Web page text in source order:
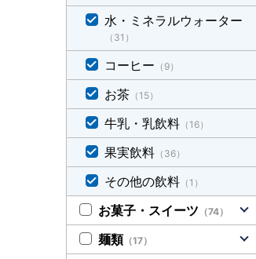
水・ミネラルウォーター
（31）
コーヒー （9）
お茶 （15）
牛乳・乳飲料 （16）
果実飲料 （36）
その他の飲料 （1）
お菓子・スイーツ （74）
麺類 （17）